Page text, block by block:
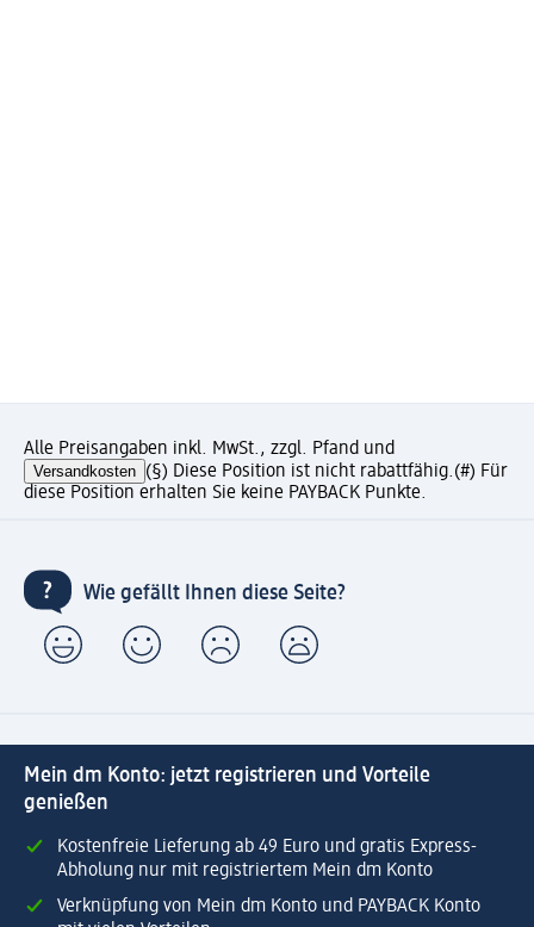
Alle Preisangaben inkl. MwSt., zzgl. Pfand und
Versandkosten (§) Diese Position ist nicht rabattfähig.(#) Für
diese Position erhalten Sie keine PAYBACK Punkte.
Wie gefällt Ihnen diese Seite?
Mein dm Konto: jetzt registrieren und Vorteile
genießen
Kostenfreie Lieferung ab 49 Euro und gratis Express-
Abholung nur mit registriertem Mein dm Konto
Verknüpfung von Mein dm Konto und PAYBACK Konto